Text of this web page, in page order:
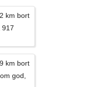
km bort
917
km bort
god,